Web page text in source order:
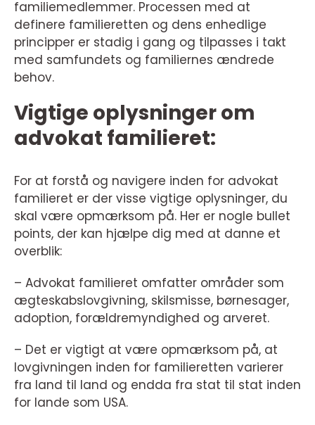
familiemedlemmer. Processen med at
definere familieretten og dens enhedlige
principper er stadig i gang og tilpasses i takt
med samfundets og familiernes ændrede
behov.
Vigtige oplysninger om
advokat familieret:
For at forstå og navigere inden for advokat
familieret er der visse vigtige oplysninger, du
skal være opmærksom på. Her er nogle bullet
points, der kan hjælpe dig med at danne et
overblik:
– Advokat familieret omfatter områder som
ægteskabslovgivning, skilsmisse, børnesager,
adoption, forældremyndighed og arveret.
– Det er vigtigt at være opmærksom på, at
lovgivningen inden for familieretten varierer
fra land til land og endda fra stat til stat inden
for lande som USA.